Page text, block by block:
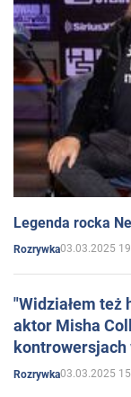
Legenda rocka
Rozrywka03.03.2025
"Widziałem też
aktor Misha
kontrowersjach
Rozrywka03.03.2025